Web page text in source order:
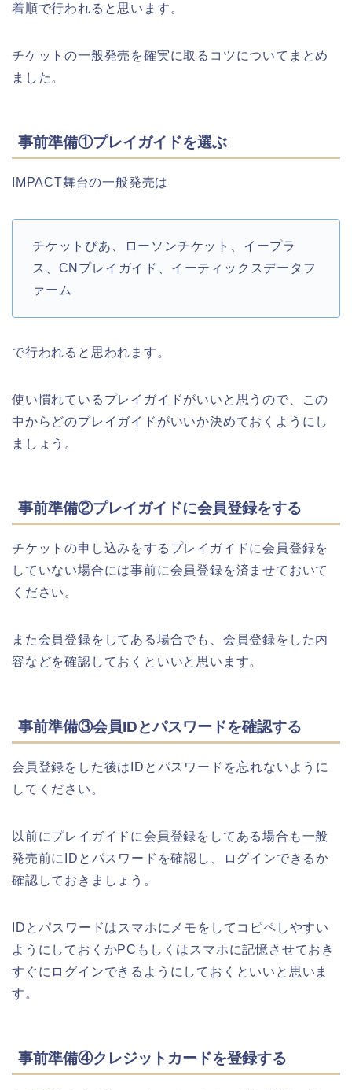
着順で行われると思います。
チケットの一般発売を確実に取るコツについてまとめ
ました。
事前準備①プレイガイドを選ぶ
IMPACT舞台の一般発売は
チケットぴあ、ローソンチケット、イープラ
ス、CNプレイガイド、イーティックスデータフ
ァーム
で行われると思われます。
使い慣れているプレイガイドがいいと思うので、この
中からどのプレイガイドがいいか決めておくようにし
ましょう。
事前準備②プレイガイドに会員登録をする
チケットの申し込みをするプレイガイドに会員登録を
していない場合には事前に会員登録を済ませておいて
ください。
また会員登録をしてある場合でも、会員登録をした内
容などを確認しておくといいと思います。
事前準備③会員IDとパスワードを確認する
会員登録をした後はIDとパスワードを忘れないように
してください。
以前にプレイガイドに会員登録をしてある場合も一般
発売前にIDとパスワードを確認し、ログインできるか
確認しておきましょう。
IDとパスワードはスマホにメモをしてコピペしやすい
ようにしておくかPCもしくはスマホに記憶させておき
すぐにログインできるようにしておくといいと思いま
す。
事前準備④クレジットカードを登録する